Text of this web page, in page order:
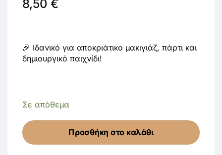
8,50 €
🎉 Ιδανικό για αποκριάτικο μακιγιάζ, πάρτι και
δημιουργικό παιχνίδι!
Σε απόθεμα
Προσθήκη στο καλάθι